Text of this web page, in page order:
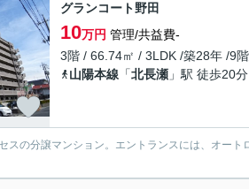
グランコート野田
10万円 管理/共益費-
3階 / 66.74㎡ / 3LDK /築28年 /9
山陽本線 「北長瀬 」駅 徒歩20分
スの分譲マンション。エントランスには、オー